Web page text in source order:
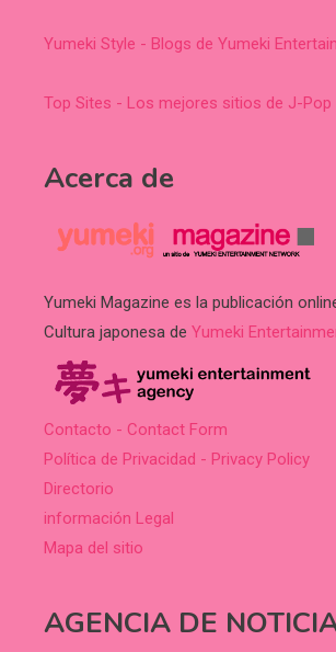
Yumeki Style - Blogs de Yumeki
Top Sites - Los mejores sitios de J-Pop
Acerca de
Yumeki Magazine es la publicación
Cultura japonesa de Yumeki
Contacto - Contact Form
Política de Privacidad - Privacy Policy
Directorio
información Legal
Mapa del sitio
AGENCIA DE